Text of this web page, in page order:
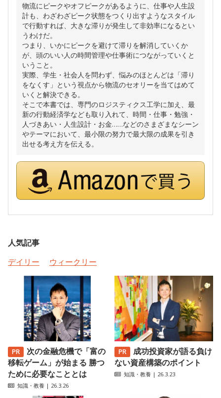
物流にピークやオフピークがあるように、仕事や人生設
計も、わざわざピーク状態をつくり出すようなスタイル
で行動すれば、大きな滞りが発生して非効率になるとい
うわけだ。
つまり、いかにピークを避けて滞りを解消していくか
が、頭のいい人の時間管理や仕事術につながっていくと
いうこと。
実際、学生・社会人を問わず、悩みのほとんどは「滞り
をなくす」という視点から物流のセオリーを当てはめて
いくと解決できる。
そこで本書では、専門のロジスティクス工学に加え、最
新の行動経済学なども取り入れて、時間・仕事・勉強・
人づきあい・人生設計・お金……などのさまざまなシーン
やテーマにおいて、最小限の努力で最大限の成果を引き
出せる考え方を伝える。
人気記事
デイリー
ウィークリー
次の金融危機で「富の
移転ゲーム」が始まる 勝つ
ために必要なこととは
知識・教養 | 26.3.26
成功投資家が語る負け
ない資産構築のポイント
知識・教養 | 26.3.23